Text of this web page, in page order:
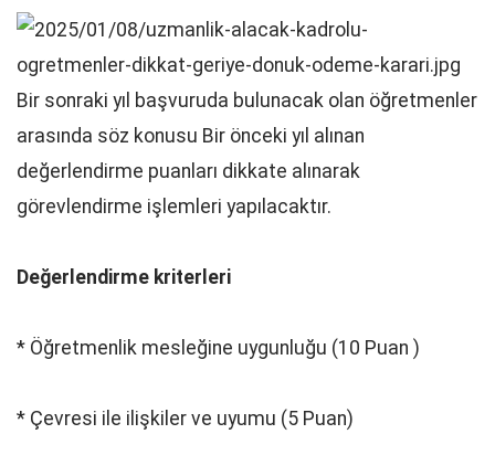
Bir sonraki yıl başvuruda bulunacak olan öğretmenler
arasında söz konusu Bir önceki yıl alınan
değerlendirme puanları dikkate alınarak
görevlendirme işlemleri yapılacaktır.
Değerlendirme kriterleri
* Öğretmenlik mesleğine uygunluğu (10 Puan )
* Çevresi ile ilişkiler ve uyumu (5 Puan)